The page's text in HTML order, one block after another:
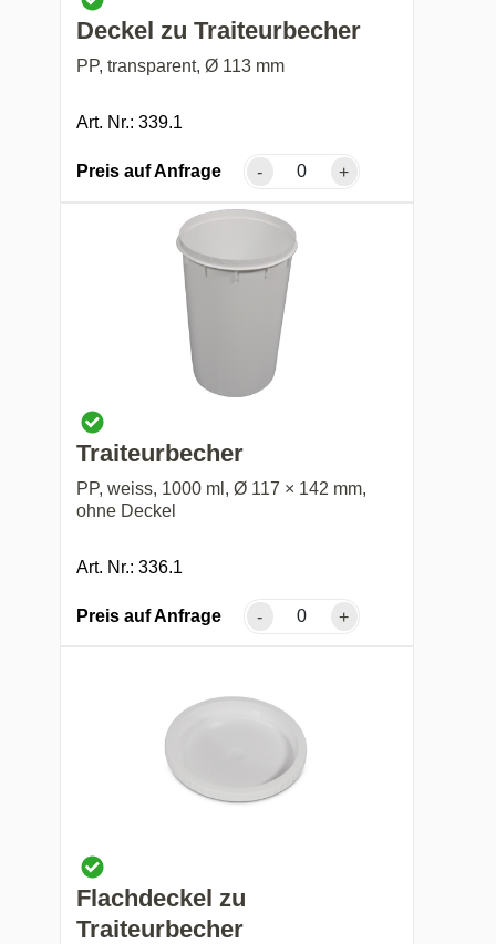
Deckel zu Traiteurbecher
PP, transparent, Ø 113 mm
Art. Nr.: 339.1
Preis auf Anfrage - +
Traiteurbecher
PP, weiss, 1000 ml, Ø 117 × 142 mm,
ohne Deckel
Art. Nr.: 336.1
Preis auf Anfrage - +
Flachdeckel zu
Traiteurbecher